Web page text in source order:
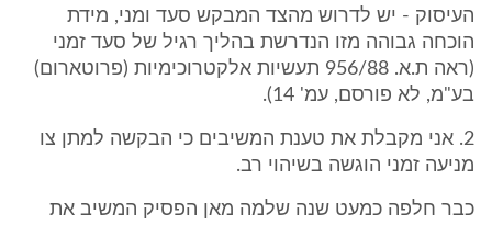
העיסוק - יש לדרוש מהצד המבקש סעד ומני, מידת
הוכחה גבוהה מזו הנדרשת בהליך רגיל של סעד זמני
(ראה ת.א. 956/88 תעשיות אלקטרוכימיות (פרוטארום)
בע"מ, לא פורסם, עמ' 14).
2. אני מקבלת את טענת המשיבים כי הבקשה למתן צו
מניעה זמני הוגשה בשיהוי רב.
כבר חלפה כמעט שנה שלמה מאן הפסיק המשיב את